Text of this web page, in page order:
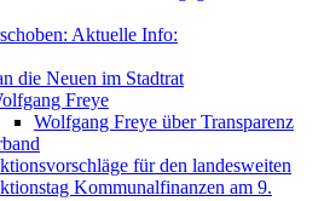
Aktuelle Info:
die Neuen im Stadtrat
Freye
Wolfgang Freye über Transparenz
für den landesweiten
Kommunalfinanzen am 9.